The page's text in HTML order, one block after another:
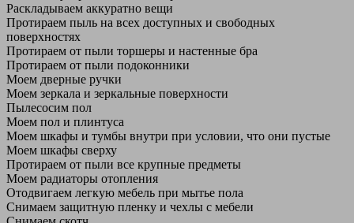
Раскладываем аккуратно вещи
Протираем пыль на всех доступных и свободных
поверхностях
Протираем от пыли торшеры и настенные бра
Протираем от пыли подоконники
Моем дверные ручки
Моем зеркала и зеркальные поверхности
Пылесосим пол
Моем пол и плинтуса
Моем шкафы и тумбы внутри при условии, что они пустые
Моем шкафы сверху
Протираем от пыли все крупные предметы
Моем радиаторы отопления
Отодвигаем легкую мебель при мытье пола
Снимаем защитную пленку и чехлы с мебели